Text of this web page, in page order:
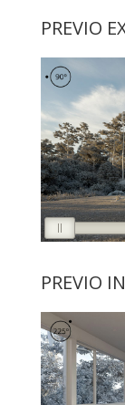
PREVIO
PREVIO